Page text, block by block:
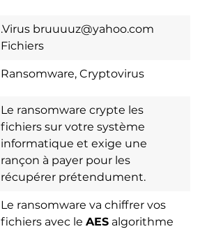
.Virus bruuuuz@yahoo.com
Fichiers
Ransomware, Cryptovirus
Le ransomware crypte les
fichiers sur votre système
informatique et exige une
rançon à payer pour les
récupérer prétendument.
Le ransomware va chiffrer vos
fichiers avec le AESalgorithme